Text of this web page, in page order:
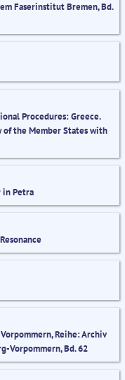
Faserinstitut Bremen, Bd.
Procedures: Greece.
of the Member States with
Petra
Reihe: Archiv
Vorpommern, Bd. 62